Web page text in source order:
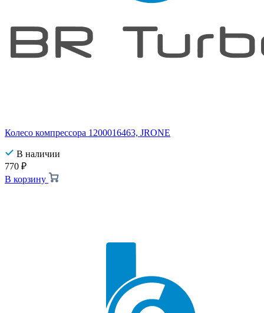
Колесо компрессора 1200016463, JRONE
В наличии
770 ₽
В корзину